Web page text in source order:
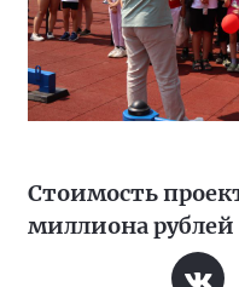
Стоимость
миллиона рублей